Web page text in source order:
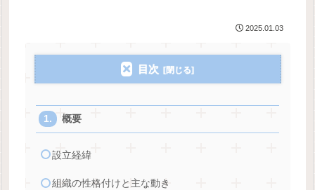
2025.01.03
目次
概要
設立経緯
組織の性格付けと主な動き